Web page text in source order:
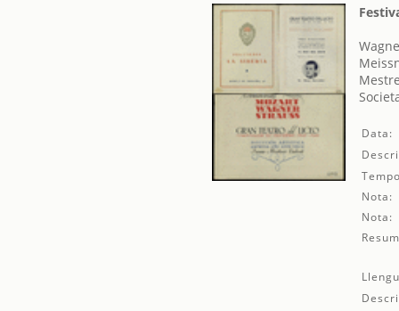
Data:
Nota:
Nota: